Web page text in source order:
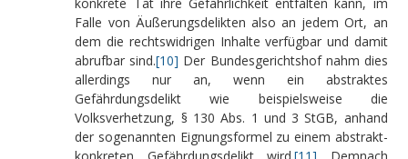
Falle von Äußerungsdelikten also an jedem Ort, an
dem die rechtswidrigen Inhalte verfügbar und damit
abrufbar sind.[10] Der Bundesgerichtshof nahm dies
allerdings nur an, wenn ein abstraktes
Gefährdungsdelikt wie beispielsweise die
Volksverhetzung, § 130 Abs. 1 und 3 StGB, anhand
der sogenannten Eignungsformel zu einem abstrakt-